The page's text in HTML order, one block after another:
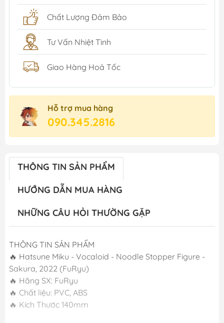
Chất Lượng Đảm Bảo
Tư Vấn Nhiệt Tình
Giao Hàng Hoả Tốc
Hỗ trợ mua hàng
090.345.2816
THÔNG TIN SẢN PHẨM
HƯỚNG DẪN MUA HÀNG
NHỮNG CÂU HỎI THƯỜNG GẶP
THÔNG TIN SẢN PHẨM
🔥 Hatsune Miku - Vocaloid - Noodle Stopper Figure -
Sakura, 2022 (FuRyu)
🔥 Hãng SX: FuRyu
🔥 Chất liệu: PVC, ABS
🔥 Kích Thước 140mm